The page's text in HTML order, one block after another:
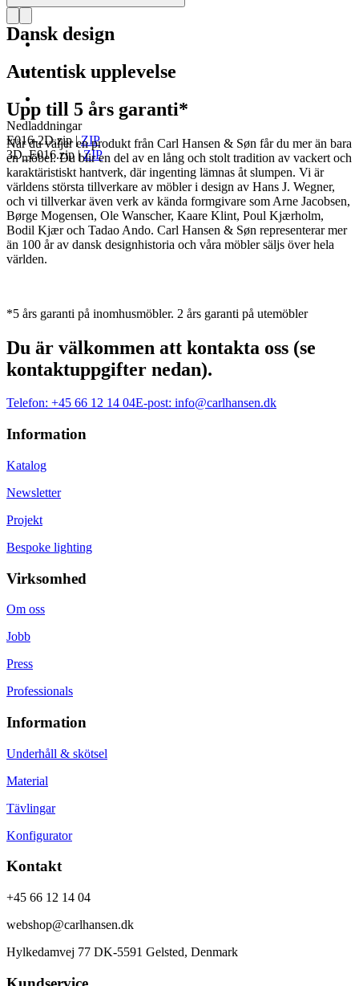
Nedladdningar
E016-2D.zip|ZIP
3D_E016.zip |ZIP
Dansk design
Autentisk upplevelse
Upp till 5 års garanti*
När du väljer en produkt från Carl Hansen & Søn får du mer än bara
en möbel. Du blir en del av en lång och stolt tradition av vackert och
karaktäristiskt hantverk, där ingenting lämnas åt slumpen. Vi är
världens största tillverkare av möbler i design av Hans J. Wegner,
och vi tillverkar även verk av kända formgivare som Arne Jacobsen,
Børge Mogensen, Ole Wanscher, Kaare Klint, Poul Kjærholm,
Bodil Kjær och Tadao Ando. Carl Hansen & Søn representerar mer
än 100 år av dansk designhistoria och våra möbler säljs över hela
världen.
*5 års garanti på inomhusmöbler. 2 års garanti på utemöbler
Du är välkommen att kontakta oss (se
kontaktuppgifter nedan).
Telefon: +45 66 12 14 04E-post: info@carlhansen.dk
Information
Katalog
Newsletter
Projekt
Bespoke lighting
Virksomhed
Om oss
Jobb
Press
Professionals
Information
Underhåll & skötsel
Material
Tävlingar
Konfigurator
Kontakt
+45 66 12 14 04
webshop@carlhansen.dk
Hylkedamvej 77 DK-5591 Gelsted, Denmark